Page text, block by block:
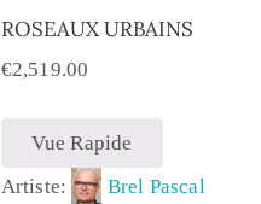
ROSEAUX URBAINS
€2,519.00
Vue Rapide
Artiste:
Brel Pascal